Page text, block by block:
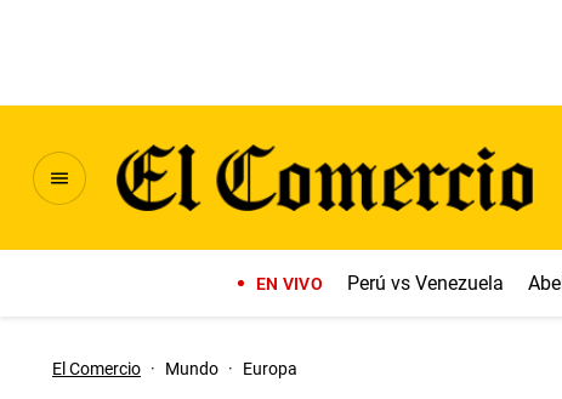
EN VIVO Perú vs Venezuela
El Comercio · Mundo · Europa